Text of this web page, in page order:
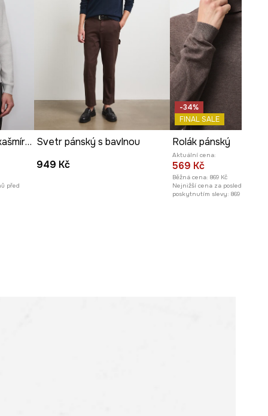
Svetr s příměsí vlny a kašmíru melanžový
před
Svetr pánský s bavlnou
949 Kč
-34%
FINAL SALE
Rolák pánský
Aktuální cena:
569 Kč
Běžná cena: 869 Kč
Nejnižší cena za posledních 30
poskytnutím slevy: 869 Kč